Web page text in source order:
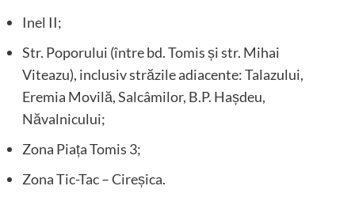
Inel II;
Str. Poporului (între bd. Tomis și str. Mihai
Viteazu), inclusiv străzile adiacente: Talazului,
Eremia Movilă, Salcâmilor, B.P. Hașdeu,
Năvalnicului;
Zona Piața Tomis 3;
Zona Tic-Tac – Cireșica.